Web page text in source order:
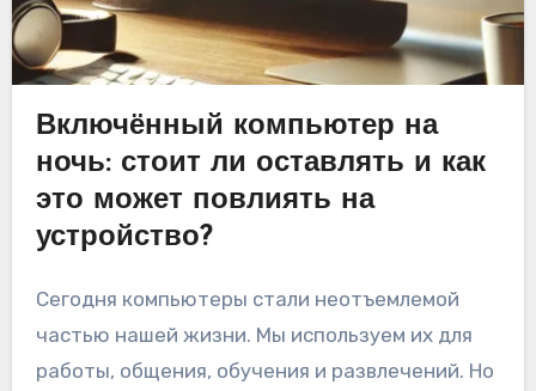
Включённый компьютер на
ночь: стоит ли оставлять и как
это может повлиять на
устройство?
Сегодня компьютеры стали неотъемлемой
частью нашей жизни. Мы используем их для
работы, общения, обучения и развлечений. Но